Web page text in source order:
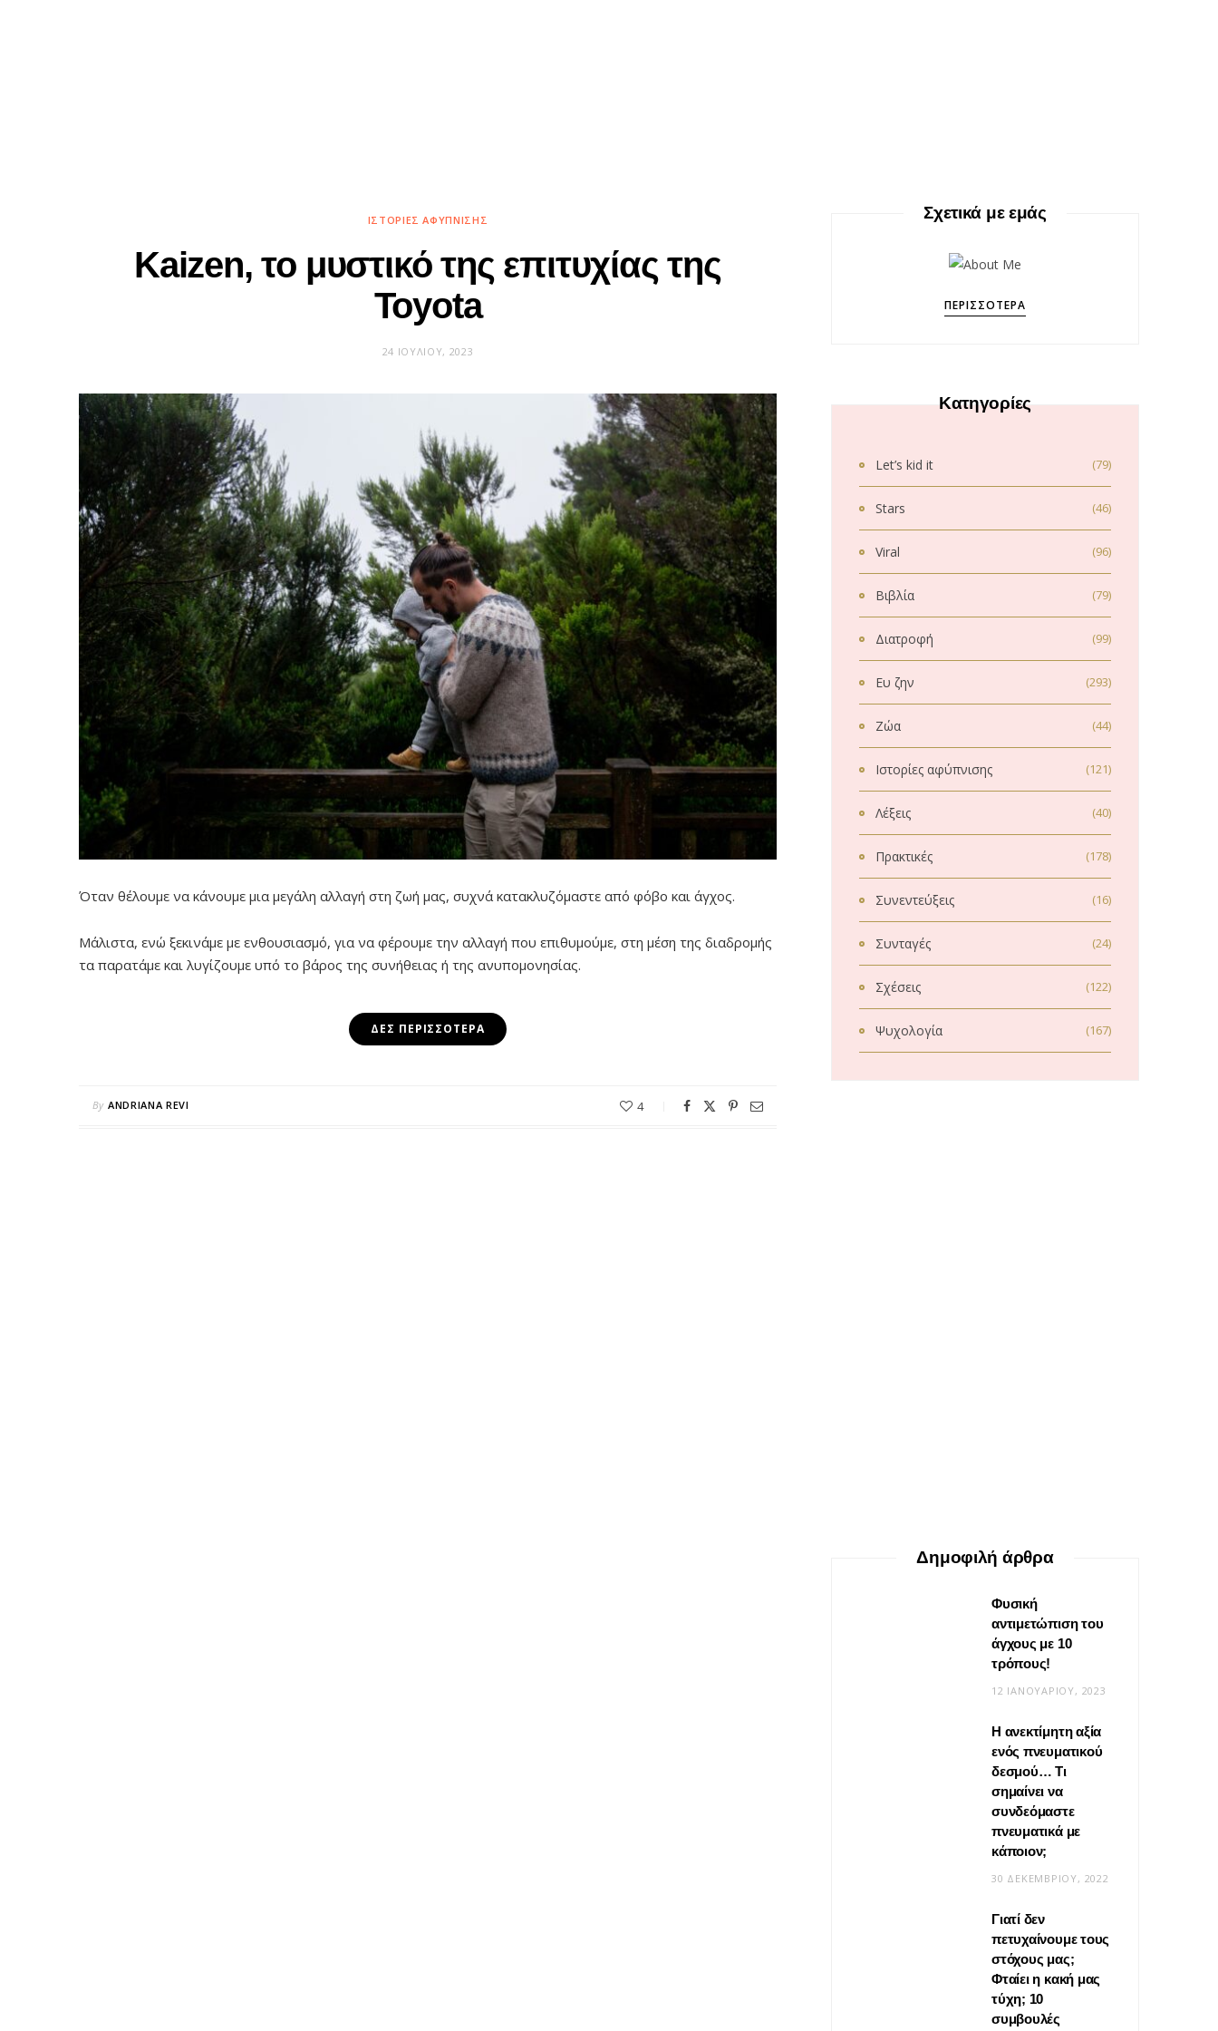
ΙΣΤΟΡΊΕΣ ΑΦΎΠΝΙΣΗΣ
Kaizen, το μυστικό της επιτυχίας της
Toyota
24 ΙΟΥΛΊΟΥ, 2023
Όταν θέλουμε να κάνουμε μια μεγάλη αλλαγή στη ζωή μας, συχνά κατακλυζόμαστε από φόβο και άγχος.
Μάλιστα, ενώ ξεκινάμε με ενθουσιασμό, για να φέρουμε την αλλαγή που επιθυμούμε, στη μέση της διαδρομής
τα παρατάμε και λυγίζουμε υπό το βάρος της συνήθειας ή της ανυπομονησίας.
ΔΕΣ ΠΕΡΙΣΣΌΤΕΡΑ
By ANDRIANA REVI 4
Σχετικά με εμάς
ΠΕΡΙΣΣΌΤΕΡΑ
Κατηγορίες
Let’s kid it (79)
Stars (46)
Viral (96)
Βιβλία (79)
Διατροφή (99)
Ευ ζην (293)
Ζώα (44)
Ιστορίες αφύπνισης (121)
Λέξεις (40)
Πρακτικές (178)
Συνεντεύξεις (16)
Συνταγές (24)
Σχέσεις (122)
Ψυχολογία (167)
Βίντεο: Μεταμόρφωσε το
φουλάρι σου σε κιμονό
20 ΜΑΪ́ΟΥ, 2026
Δημοφιλή άρθρα
Φυσική
αντιμετώπιση του
άγχους με 10
τρόπους!
12 ΙΑΝΟΥΑΡΊΟΥ, 2023
Η ανεκτίμητη αξία
ενός πνευματικού
δεσμού… Τι
σημαίνει να
συνδεόμαστε
πνευματικά με
κάποιον;
30 ΔΕΚΕΜΒΡΊΟΥ, 2022
Γιατί δεν
πετυχαίνουμε τους
στόχους μας;
Φταίει η κακή μας
τύχη; 10
συμβουλές